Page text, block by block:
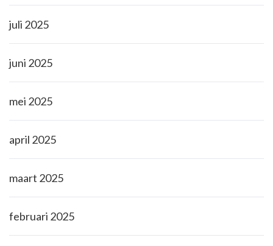
juli 2025
juni 2025
mei 2025
april 2025
maart 2025
februari 2025